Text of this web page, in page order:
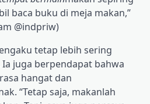
baca buku di meja makan,”
@indpriw)
tetap lebih sering
juga berpendapat bahwa
hangat dan
“Tetap saja, makanlah